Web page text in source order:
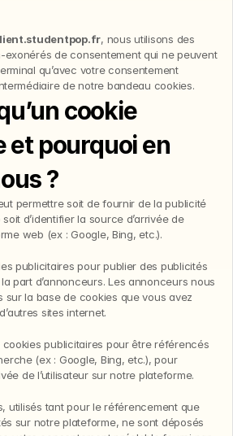
, nous utilisons des
exonérés de consentement qui ne peuvent
qu’avec votre consentement
de notre bandeau cookies.
cookie
et pourquoi en
?
permettre soit de fournir de la publicité
d’identifier la source d’arrivée de
web (ex : Google, Bing, etc.).
publicitaires pour publier des publicités
part d’annonceurs. Les annonceurs nous
sur la base de cookies que vous avez
sites internet.
cookies publicitaires pour être référencés
(ex : Google, Bing, etc.), pour
de l’utilisateur sur notre plateforme.
utilisés tant pour le référencement que
sur notre plateforme, ne sont déposés